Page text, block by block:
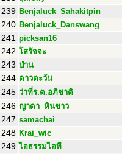
239 Benjaluck_Sahakitpin
240 Benjaluck_Danswang
241 picksan16
242 โสรัจจะ
243 ป่าน
244 ดาวตะวัน
245 ว่าที่ร.ต.อภิชาติ
246 ญาดา_หินขาว
247 samachai
248 Krai_wic
249 ไอธรรมไอที